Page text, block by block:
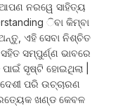
ନରୱେ ସାହିତ୍ୟ
ିବା କିମ୍ବା
ଏହି ସେବା ନିଶ୍ଚିତ
ସମ୍ପୁର୍ଣ୍ଣ ଭାବରେ
ସୃଷ୍ଟି ହୋଇଥିଲା |
ପରି ଉଚ୍ଚାରଣ
ଖଣ୍ଡ କେବଳ